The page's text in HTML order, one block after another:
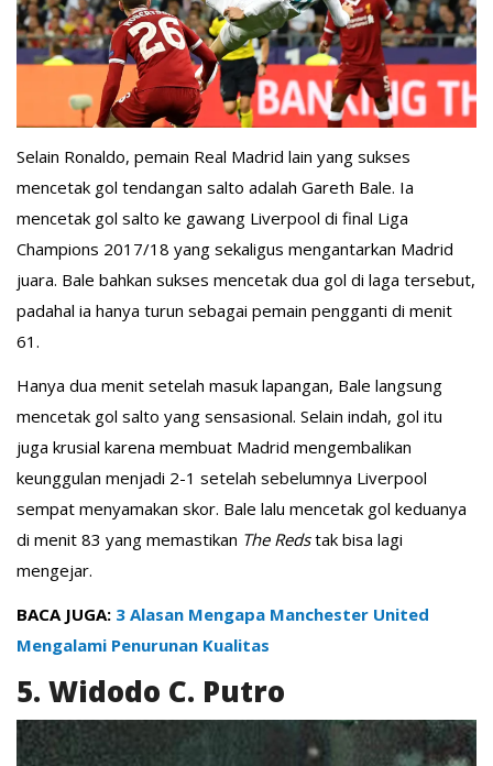
Selain Ronaldo, pemain Real Madrid lain yang sukses
mencetak gol tendangan salto adalah Gareth Bale. Ia
mencetak gol salto ke gawang Liverpool di final Liga
Champions 2017/18 yang sekaligus mengantarkan Madrid
juara. Bale bahkan sukses mencetak dua gol di laga tersebut,
padahal ia hanya turun sebagai pemain pengganti di menit
61.
Hanya dua menit setelah masuk lapangan, Bale langsung
mencetak gol salto yang sensasional. Selain indah, gol itu
juga krusial karena membuat Madrid mengembalikan
keunggulan menjadi 2-1 setelah sebelumnya Liverpool
sempat menyamakan skor. Bale lalu mencetak gol keduanya
di menit 83 yang memastikan The Redstak bisa lagi
mengejar.
BACA JUGA: 3 Alasan Mengapa Manchester United
Mengalami Penurunan Kualitas
5. Widodo C. Putro